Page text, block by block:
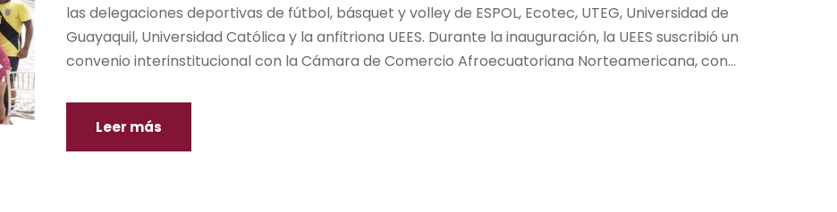
las delegaciones deportivas de fútbol, básquet y volley de ESPOL, Ecotec, UTEG, Universidad de
Guayaquil, Universidad Católica y la anfitriona UEES. Durante la inauguración, la UEES suscribió un
convenio interinstitucional con la Cámara de Comercio Afroecuatoriana Norteamericana, con...
Leer más